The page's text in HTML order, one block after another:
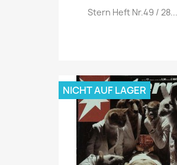
Vorschau
Stern Heft Nr.49 / 28...
NICHT AUF LAGER